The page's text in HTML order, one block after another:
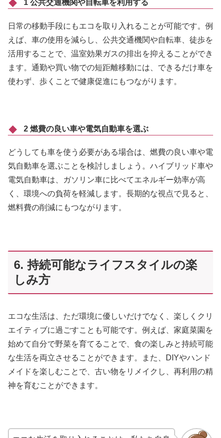
1 公共交通機関や自転車を利用する
日常の移動手段にもエコを取り入れることが可能です。例
えば、車の使用を減らし、公共交通機関や自転車、徒歩を
活用することで、温室効果ガスの排出を抑えることができ
ます。通勤や買い物での短距離移動には、できるだけ車を
使わず、歩くことで健康促進にもつながります。
2 燃費の良い車や電気自動車を選ぶ
どうしても車を使う必要がある場合は、燃費の良い車や電
気自動車を選ぶことを検討しましょう。ハイブリッド車や
電気自動車は、ガソリン車に比べてエネルギー効率が高
く、環境への負荷を軽減します。長期的な視点で見ると、
燃料費の削減にもつながります。
6. 持続可能なライフスタイルの楽
しみ方
エコな生活は、ただ環境に優しいだけでなく、楽しくクリ
エイティブに過ごすことも可能です。例えば、家庭菜園を
始めて自分で野菜を育てることで、食の楽しみと持続可能
な生活を両立させることができます。また、DIYやハンド
メイドを楽しむことで、古い物をリメイクし、再利用の精
神を育むことができます。